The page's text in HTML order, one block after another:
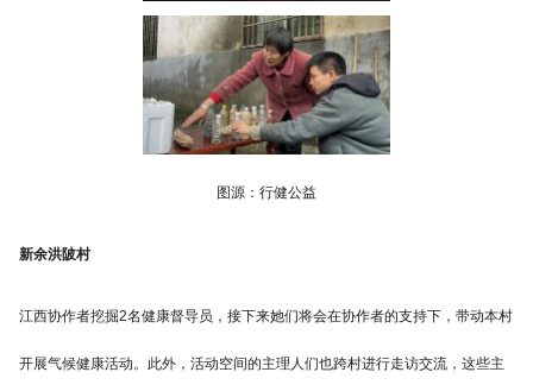
图源：行健公益
新余洪陂村
江西协作者挖掘2名健康督导员，接下来她们将会在协作者的支持下，带动本村
开展气候健康活动。此外，活动空间的主理人们也跨村进行走访交流，这些主